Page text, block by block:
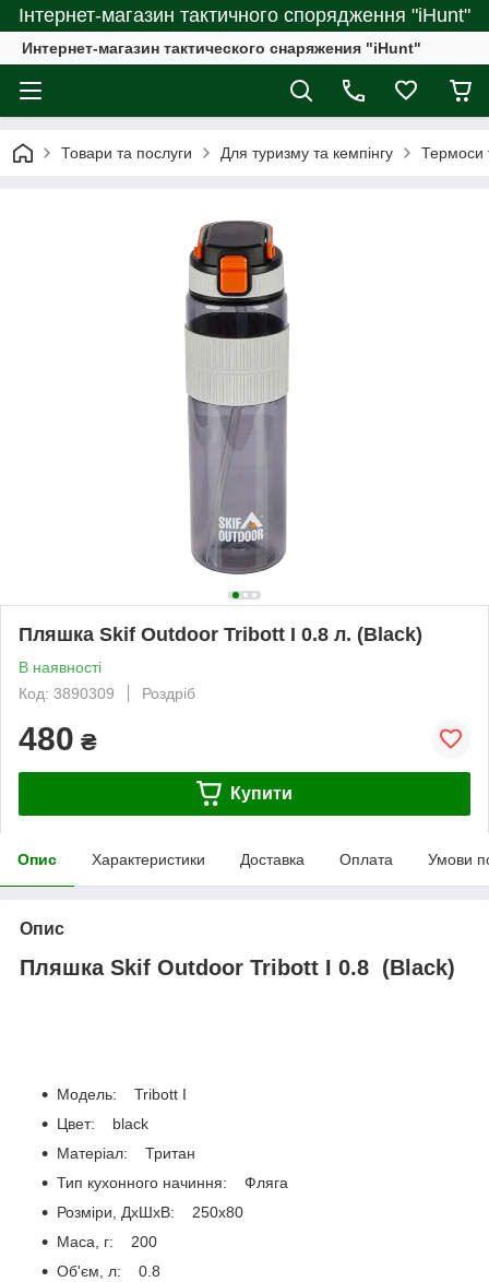
Інтернет-магазин тактичного спорядження "iHunt"
Интернет-магазин тактического снаряжения "iHunt"
Товари та послуги Для туризму та кемпінгу Термоси
Пляшка Skif Outdoor Tribott I 0.8 л. (Black)
В наявності
Код: 3890309
Роздріб
480 ₴
Купити
Опис Характеристики Доставка Оплата Умови
Опис
Пляшка Skif Outdoor Tribott I 0.8 (Black)
Модель: Tribott I
Цвет: black
Матеріал: Тритан
Тип кухонного начиння: Фляга
Розміри, ДхШхВ: 250х80
Маса, г: 200
Об'єм, л: 0.8